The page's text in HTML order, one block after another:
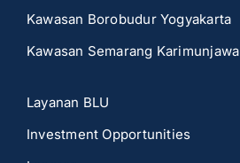
Kawasan Borobudur Yogyakarta
Kawasan Semarang Karimunjawa
Layanan BLU
Investment Opportunities